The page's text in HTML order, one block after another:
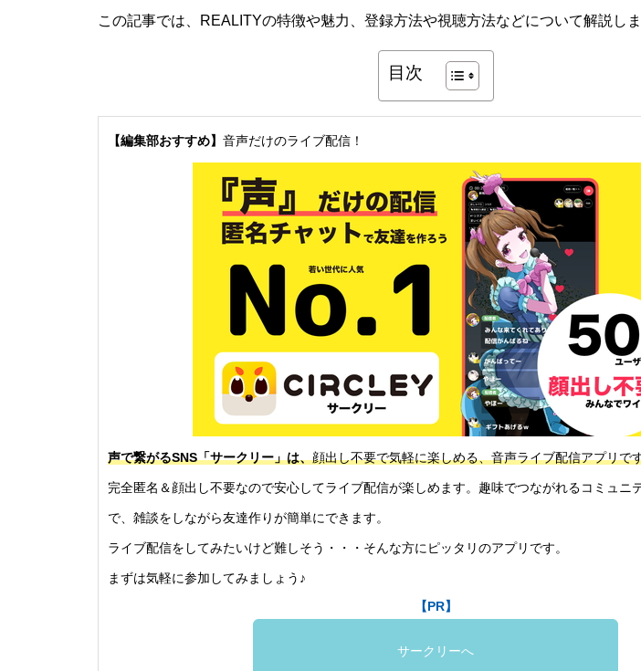
この記事では、REALITYの特徴や魅力、登録方法や視聴方法などについて解説しま
目次
【編集部おすすめ】 音声だけのライブ配信！
声で繋がるSNS「サークリー」は、顔出し不要で気軽に楽しめる、音声ライブ配信アプリで
完全匿名＆顔出し不要なので安心してライブ配信が楽しめます。趣味でつながれるコミュニ
で、雑談をしながら友達作りが簡単にできます。
ライブ配信をしてみたいけど難しそう・・・そんな方にピッタリのアプリです。
まずは気軽に参加してみましょう♪
【PR】
サークリーへ